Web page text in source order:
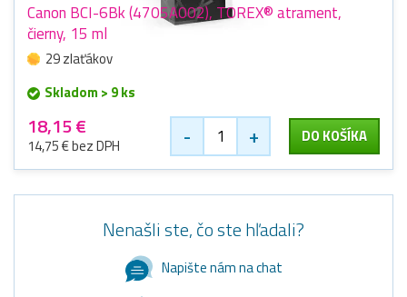
Canon BCI-6Bk (4705A002), TOREX® atrament,
čierny, 15 ml
29 zlaťákov
Skladom > 9 ks
18,15 €
14,75 € bez DPH - + DO KOŠÍKA
Nenašli ste, čo ste hľadali?
Napište nám na chat